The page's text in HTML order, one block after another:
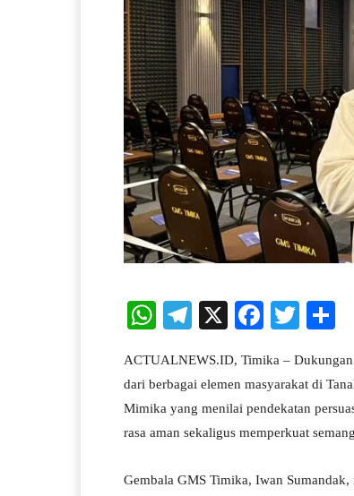
W
ts
A
pp
Te
gr
a
m
X
Fa
bo
ok
T
tte
r
ACTUALNEWS.ID, Timika – Dukungan
dari berbagai elemen masyarakat di
Mimika yang menilai pendekatan
rasa aman sekaligus memperkuat
Gembala GMS Timika, Iwan